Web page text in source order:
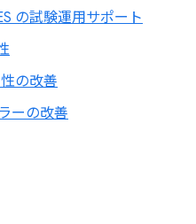
の試験運用サポート
の改善
ーの改善